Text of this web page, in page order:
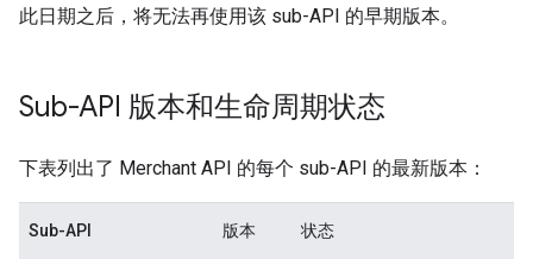
此日期之后，将无法再使用该 sub-API 的早期版本。
Sub-API 版本和生命周期状态
下表列出了 Merchant API 的每个 sub-API 的最新版本：
Sub-API 版本 状态